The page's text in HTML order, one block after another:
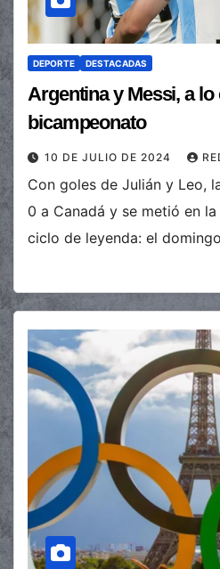
DEPORTE DESTACADAS
Argentina y Messi, a
bicampeonato
10 DE JULIO DE 2024
Con goles de Julián y Leo,
0 a Canadá y se metió en
ciclo de leyenda: el